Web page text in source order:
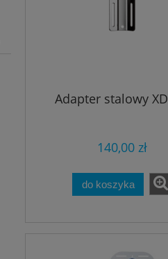
Adapter stalowy
140,00 zł
do koszyka